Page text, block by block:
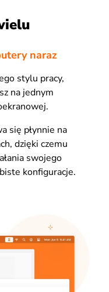
naraz
stylu pracy,
na jednym
się płynnie na
dzięki czemu
swojego
konfiguracje.